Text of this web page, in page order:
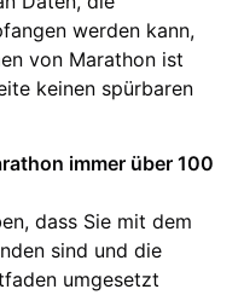
werden kann,
von Marathon ist
keinen spürbaren
immer über 100
dass Sie mit dem
sind und die
umgesetzt